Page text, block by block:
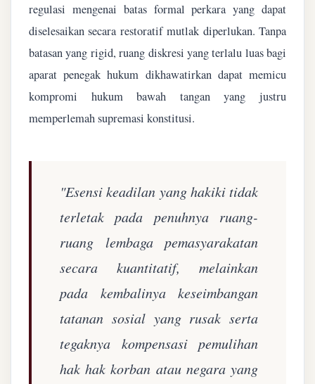
regulasi mengenai batas formal perkara yang dapat
diselesaikan secara restoratif mutlak diperlukan. Tanpa
batasan yang rigid, ruang diskresi yang terlalu luas bagi
aparat penegak hukum dikhawatirkan dapat memicu
kompromi hukum bawah tangan yang justru
memperlemah supremasi konstitusi.
"Esensi keadilan yang hakiki tidak
terletak pada penuhnya ruang-
ruang lembaga pemasyarakatan
secara kuantitatif, melainkan
pada kembalinya keseimbangan
tatanan sosial yang rusak serta
tegaknya kompensasi pemulihan
hak hak korban atau negara yang